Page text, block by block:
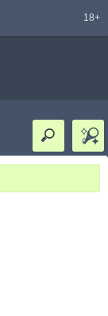
18+